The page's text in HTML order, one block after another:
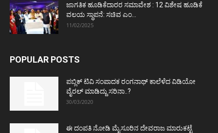
ಜಾಗತಿಕ ಹೂಡಿಕೆದಾರರ ಸಮಾವೇಶ : 12 ವಿಶೇಷ ಹೂಡಿಕೆ
ವಲಯ ಸ್ಥಾಪನೆ: ಸಚಿವ ಎಂ...
11/02/2025
POPULAR POSTS
ಪಬ್ಲಿಕ್ ಟಿವಿ ಸಂಪಾದಕ ರಂಗನಾಥ್ ಕಾಲೆಳೆದ ವಿಡಿಯೋ
ವೈರಲ್ ಮಾಡಿದ್ದು ಸರಿನಾ..?
30/03/2020
ಈ ದಂಪತಿ ನೋಡಿ ಮೈಸೂರಿನ ದೇವರಾಜ ಮಾರುಕಟ್ಟೆ